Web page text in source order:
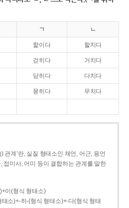
ㄱ ㄴ
핥이다 할치다
걷히다 거치다
닫히다 다치다
묻히다 무치다
관계’란, 실질 형태소인 체언, 어근, 용언
접미사, 어미 등이 결합하는 관계를 말한
이(형식 형태소)
소)+­-히­-(형식 형태소)+-다(형식 형태